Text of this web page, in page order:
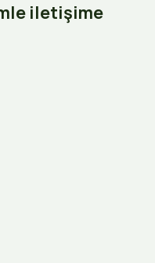
iletişime